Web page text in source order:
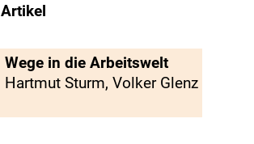
Artikel
Wege in die Arbeitswelt
Hartmut Sturm, Volker Glenz